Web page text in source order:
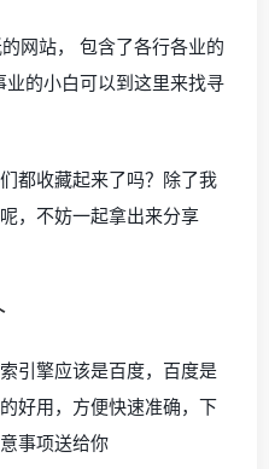
网站， 包含了各行各业的
的小白可以到这里来找寻
都收藏起来了吗？除了我
，不妨一起拿出来分享
引擎应该是百度，百度是
好用，方便快速准确，下
事项送给你